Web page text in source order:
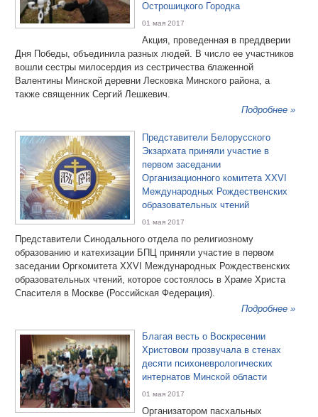
Острошицкого Городка
01 мая 2017
Акция, проведенная в преддверии
Дня Победы, объединила разных людей. В число ее участников
вошли сестры милосердия из сестричества блаженной
Валентины Минской деревни Лесковка Минского района, а
также священник Сергий Лешкевич.
Подробнее »
Представители Белорусского
Экзархата приняли участие в
первом заседании
Организационного комитета XXVI
Международных Рождественских
образовательных чтений
01 мая 2017
Представители Синодального отдела по религиозному
образованию и катехизации БПЦ приняли участие в первом
заседании Оргкомитета XXVI Международных Рождественских
образовательных чтений, которое состоялось в Храме Христа
Спасителя в Москве (Российская Федерация).
Подробнее »
Благая весть о Воскресении
Христовом прозвучала в стенах
десяти психоневрологических
интернатов Минской области
01 мая 2017
Организатором пасхальных